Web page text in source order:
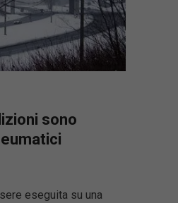
sono
eseguita su una